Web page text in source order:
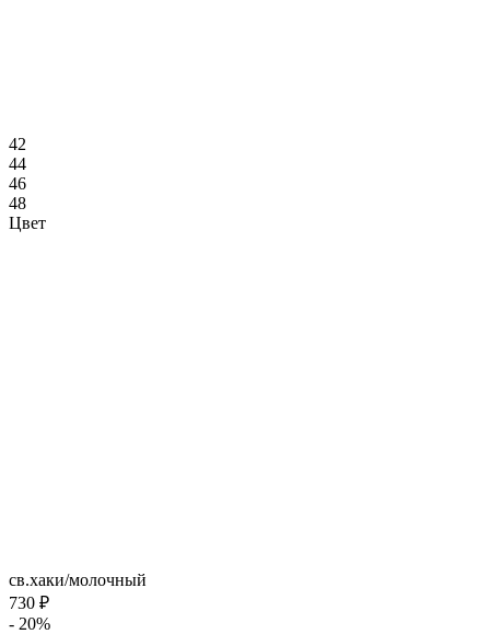
42
44
46
48
Цвет
св.хаки/молочный
730 ₽
- 20%